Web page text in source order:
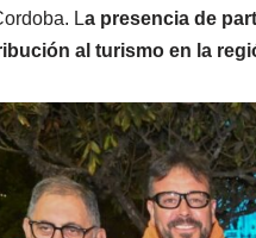
La presencia de
al turismo en la